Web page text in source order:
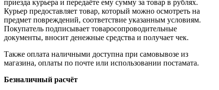
приезда курьера и передаёте ему сумму за товар в рублях.
Курьер предоставляет товар, который можно осмотреть на
предмет повреждений, соответствие указанным условиям.
Покупатель подписывает товаросопроводительные
документы, вносит денежные средства и получает чек.
Также оплата наличными доступна при самовывозе из
магазина, оплаты по почте или использовании постамата.
Безналичный расчёт